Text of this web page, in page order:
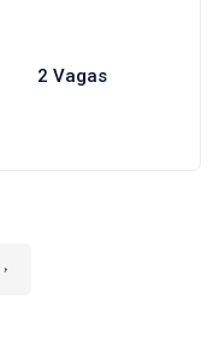
2 Vagas
›